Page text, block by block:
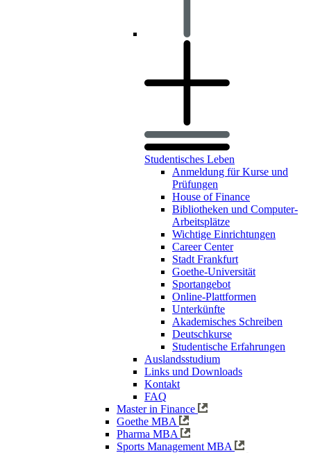
Studentisches Leben
Anmeldung für Kurse und
Prüfungen
House of Finance
Bibliotheken und Computer-
Arbeitsplätze
Wichtige Einrichtungen
Career Center
Stadt Frankfurt
Goethe-Universität
Sportangebot
Online-Plattformen
Unterkünfte
Akademisches Schreiben
Deutschkurse
Studentische Erfahrungen
Auslandsstudium
Links und Downloads
Kontakt
FAQ
Master in Finance
Goethe MBA
Pharma MBA
Sports Management MBA